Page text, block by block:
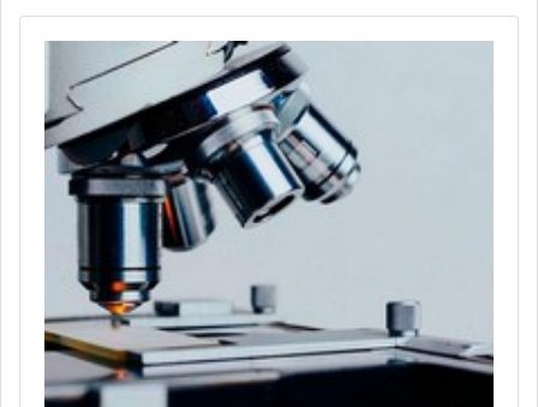
rigoroso controle de